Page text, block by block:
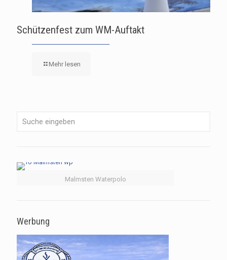
Schützenfest zum WM-Auftakt
Mehr lesen
Malmsten Waterpolo
Werbung